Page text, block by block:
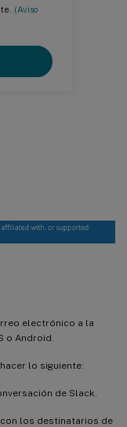
(Aviso
electrónico a la
o Android.
lo siguiente:
de Slack.
los destinatarios de